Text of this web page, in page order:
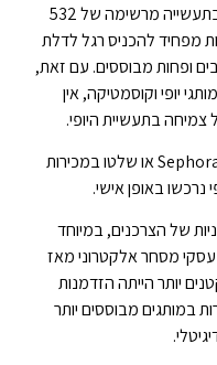
גם הפוטנציאל השיווקי שלה. מוערך בתעשייה מרשימה של 532
יכול להיראות מפחיד להכניס רגל לדלת
ופחות מבוססים. עם זאת,
יופי וקוסמטיקה, אין
בתעשיית היופי.
לפני המגיפה, חנויות קוסמטיקה כמו Sephora או שלטו במכירות
של הצרכנים, במיוחד
מסחר אלקטרוני מאז
יותר הייתה הזדמנות
במותגים מבוססים יותר